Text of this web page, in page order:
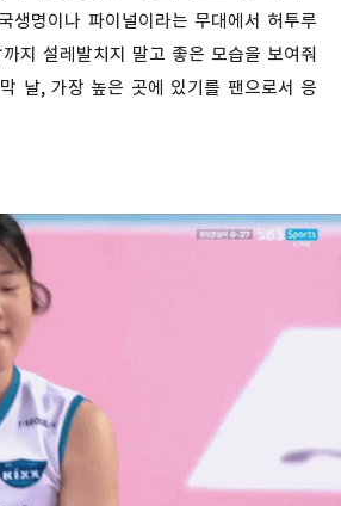
생명이나 파이널이라는 무대에서 허투루
지 설레발치지 말고 좋은 모습을 보여줘
날, 가장 높은 곳에 있기를 팬으로서 응